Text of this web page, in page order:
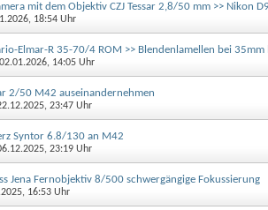
mit dem Objektiv CZJ Tessar 2,8/50 mm >> Nikon
18:54 Uhr
Elmar-R 35-70/4 ROM >> Blendenlamellen bei 35mm
14:05 Uhr
2/50 M42 auseinandernehmen
23:47 Uhr
Syntor 6.8/130 an M42
23:19 Uhr
Jena Fernobjektiv 8/500 schwergängige Fokussierung
16:53 Uhr